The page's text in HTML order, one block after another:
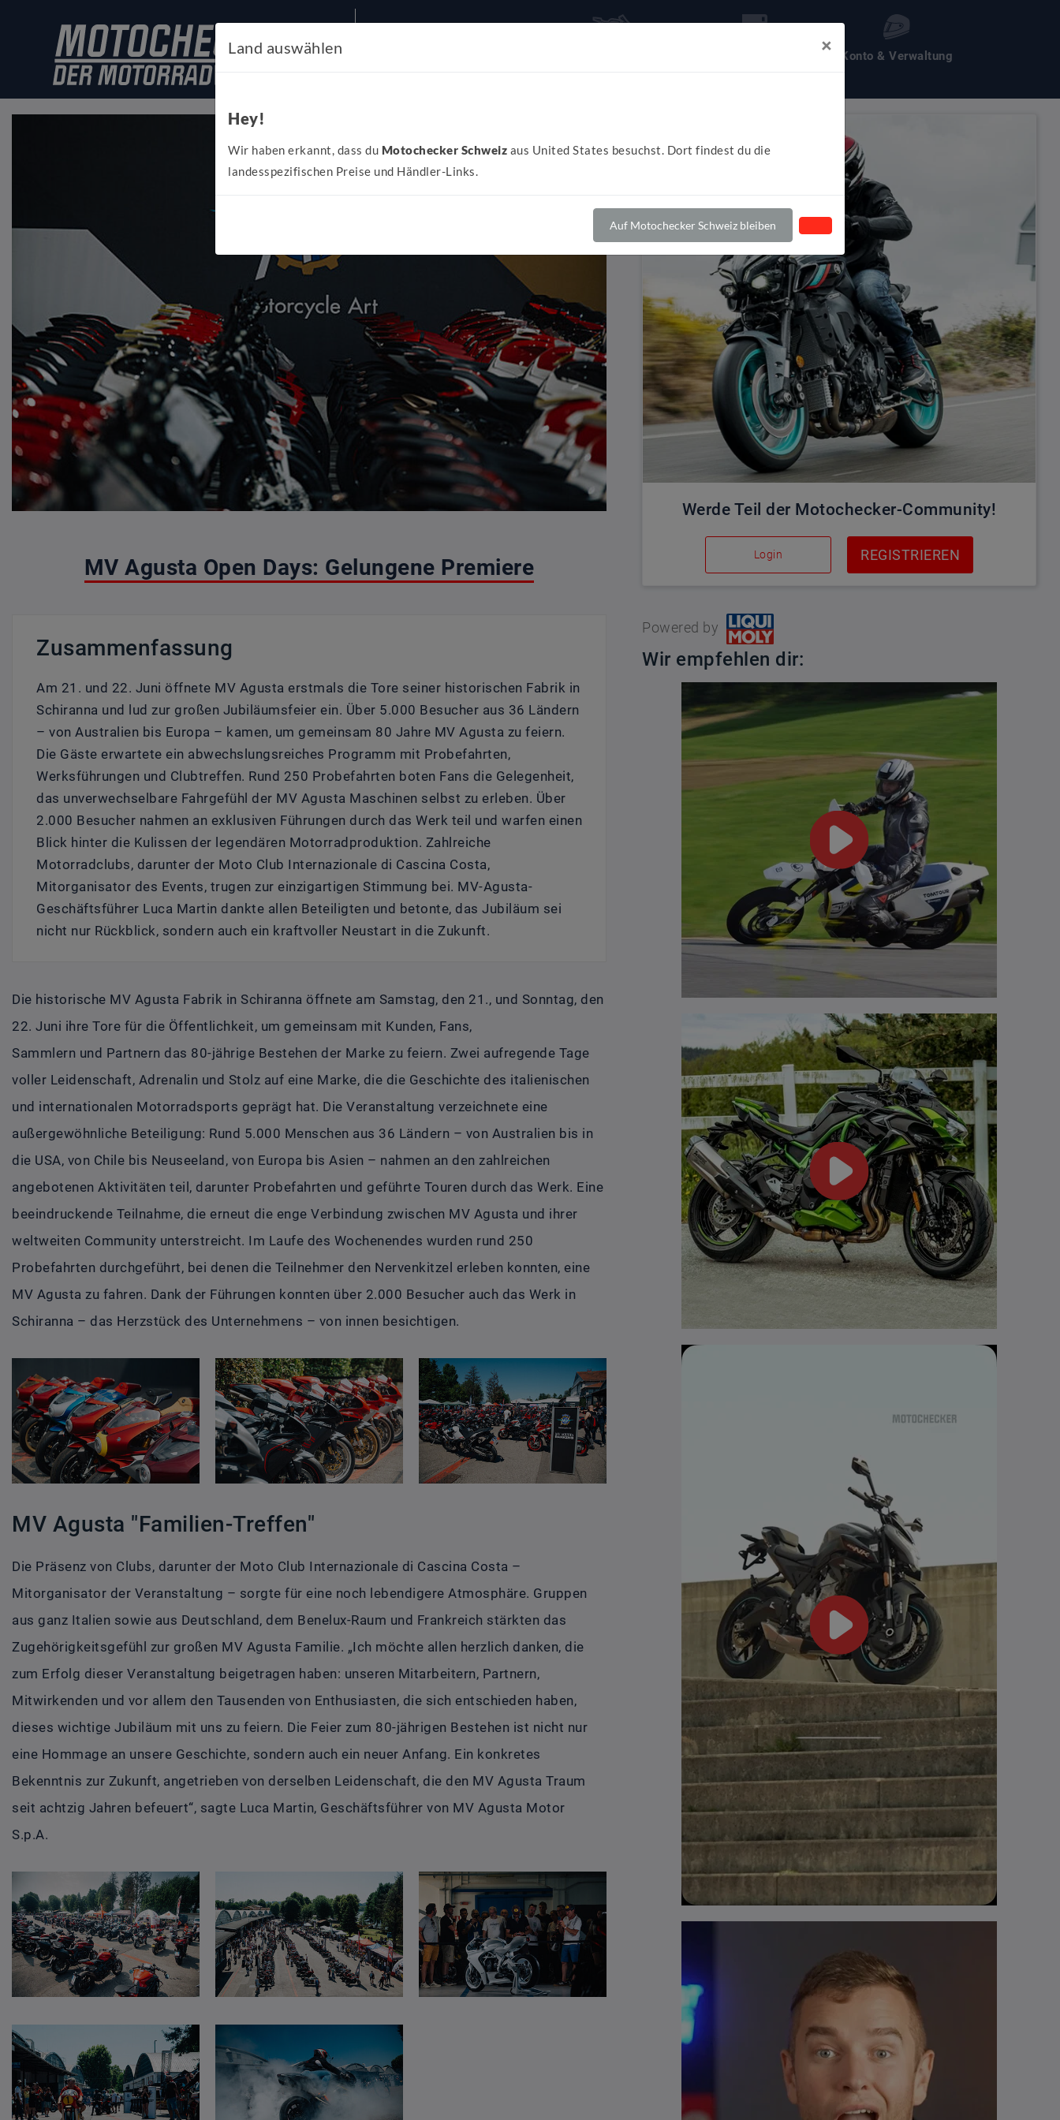
Konto & Verwaltung
MV Agusta Open Days: Gelungene Premiere
Zusammenfassung
Am 21. und 22. Juni öffnete MV Agusta erstmals die Tore seiner historischen Fabrik in
Schiranna und lud zur großen Jubiläumsfeier ein. Über 5.000 Besucher aus 36 Ländern
– von Australien bis Europa – kamen, um gemeinsam 80 Jahre MV Agusta zu feiern.
Die Gäste erwartete ein abwechslungsreiches Programm mit Probefahrten,
Werksführungen und Clubtreffen. Rund 250 Probefahrten boten Fans die Gelegenheit,
das unverwechselbare Fahrgefühl der MV Agusta Maschinen selbst zu erleben. Über
2.000 Besucher nahmen an exklusiven Führungen durch das Werk teil und warfen einen
Blick hinter die Kulissen der legendären Motorradproduktion. Zahlreiche
Motorradclubs, darunter der Moto Club Internazionale di Cascina Costa,
Mitorganisator des Events, trugen zur einzigartigen Stimmung bei. MV-Agusta-
Geschäftsführer Luca Martin dankte allen Beteiligten und betonte, das Jubiläum sei
nicht nur Rückblick, sondern auch ein kraftvoller Neustart in die Zukunft.
Die historische MV Agusta Fabrik in Schiranna öffnete am Samstag, den 21., und Sonntag, den
22. Juni ihre Tore für die Öffentlichkeit, um gemeinsam mit Kunden, Fans,
Sammlern und Partnern das 80-jährige Bestehen der Marke zu feiern. Zwei aufregende Tage
voller Leidenschaft, Adrenalin und Stolz auf eine Marke, die die Geschichte des italienischen
und internationalen Motorradsports geprägt hat. Die Veranstaltung verzeichnete eine
außergewöhnliche Beteiligung: Rund 5.000 Menschen aus 36 Ländern – von Australien bis in
die USA, von Chile bis Neuseeland, von Europa bis Asien – nahmen an den zahlreichen
angebotenen Aktivitäten teil, darunter Probefahrten und geführte Touren durch das Werk. Eine
beeindruckende Teilnahme, die erneut die enge Verbindung zwischen MV Agusta und ihrer
weltweiten Community unterstreicht. Im Laufe des Wochenendes wurden rund 250
Probefahrten durchgeführt, bei denen die Teilnehmer den Nervenkitzel erleben konnten, eine
MV Agusta zu fahren. Dank der Führungen konnten über 2.000 Besucher auch das Werk in
Schiranna – das Herzstück des Unternehmens – von innen besichtigen.
MV Agusta "Familien-Treffen"
Die Präsenz von Clubs, darunter der Moto Club Internazionale di Cascina Costa –
Mitorganisator der Veranstaltung – sorgte für eine noch lebendigere Atmosphäre. Gruppen
aus ganz Italien sowie aus Deutschland, dem Benelux-Raum und Frankreich stärkten das
Zugehörigkeitsgefühl zur großen MV Agusta Familie. „Ich möchte allen herzlich danken, die
zum Erfolg dieser Veranstaltung beigetragen haben: unseren Mitarbeitern, Partnern,
Mitwirkenden und vor allem den Tausenden von Enthusiasten, die sich entschieden haben,
dieses wichtige Jubiläum mit uns zu feiern. Die Feier zum 80-jährigen Bestehen ist nicht nur
eine Hommage an unsere Geschichte, sondern auch ein neuer Anfang. Ein konkretes
Bekenntnis zur Zukunft, angetrieben von derselben Leidenschaft, die den MV Agusta Traum
seit achtzig Jahren befeuert“, sagte Luca Martin, Geschäftsführer von MV Agusta Motor
S.p.A.
Werde Teil der Motochecker-Community!
Login REGISTRIEREN
Powered by
Wir empfehlen dir:
Land auswählen ×
Hey!
Wir haben erkannt, dass du Motochecker Schweiz aus United States besuchst. Dort findest du die
landesspezifischen Preise und Händler-Links.
Auf Motochecker Schweiz bleiben